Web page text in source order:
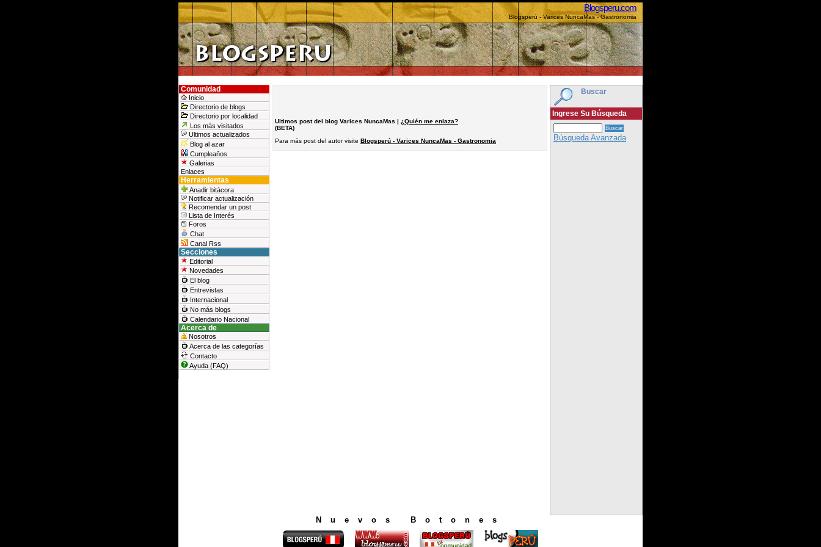
Blogsperu.com
Blogsperú - Varices NuncaMas - Gastronomia
Buscar
Ingrese Su Búsqueda
Búsqueda Avanzada
Comunidad
Inicio
Directorio de blogs
Directorio por localidad
Los más visitados
Ultimos actualizados
Blog al azar
Cumpleaños
Galerias
Enlaces
Herramientas
Anadir bitácora
Notificar actualización
Recomendar un post
Lista de Interés
Foros
Chat
Canal Rss
Secciones
Editorial
Novedades
El blog
Entrevistas
Internacional
No más blogs
Calendario Nacional
Acerca de
Nosotros
Acerca de las categorías
Contacto
Ayuda (FAQ)
Ultimos post del blog Varices NuncaMas | ¿Quién me enlaza?
(BETA)
Para más post del autor visite Blogsperú - Varices NuncaMas - Gastronomia
Nuevos Botones